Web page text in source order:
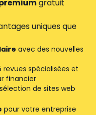
gratuit
uniques que
avec des nouvelles
revues spécialisées et
financier
de sites web
pour votre entreprise